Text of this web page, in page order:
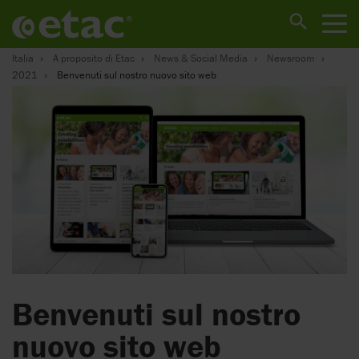
Italia A proposito di Etac News & Social Media
Newsroom
2021
Benvenuti sul nostro nuovo sito web
Benvenuti sul nostro
nuovo sito web